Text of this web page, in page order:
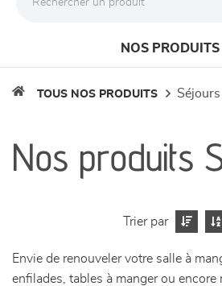
NOS PRODUITS
séjours
meubles de complément
chambres et dressing
TOUS NOS PRODUITS séjours
Nos produits
Trier par
Envie de renouveler votre salle à
enfilades, tables à manger ou encore